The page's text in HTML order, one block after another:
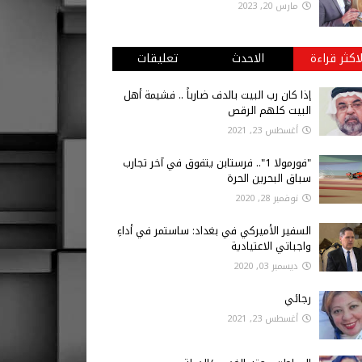
مارس 20, 2023
قراءة الاحدث تعليقات
إذا كان رب البيت بالدف ضارباً .. فشيمة أهل
البيت كلهم الرقص
أغسطس 23, 2021
"فورمولا 1".. فرستابن يتفوق في آخر تجارب
سباق البحرين الحرة
نوفمبر 28, 2020
السفير الأميركي في بغداد: ساستمر في أداءِ
واجباتي الاعتيادية
ديسمبر 03, 2020
رجائي
أغسطس 23, 2021